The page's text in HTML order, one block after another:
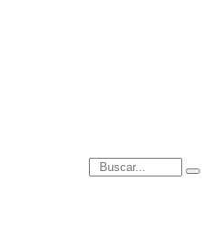
Introduce términos de